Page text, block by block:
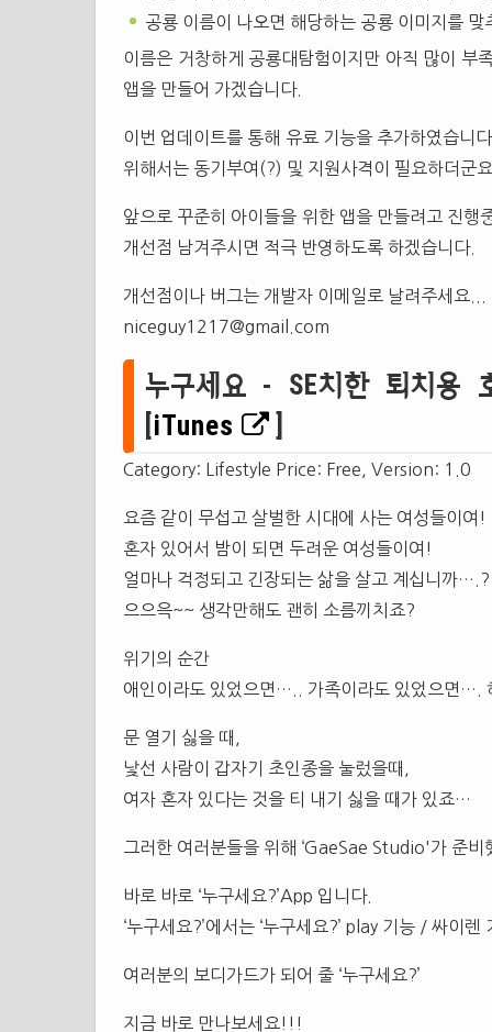
공룡 이름이 나오면 해당하는 공룡 이미지를
이름은 거창하게 공룡대탐험이지만 아직 많이 부
앱을 만들어 가겠습니다.
이번 업데이트를 통해 유료 기능을 추가하였습니
위해서는 동기부여(?) 및 지원사격이 필요하더군
앞으로 꾸준히 아이들을 위한 앱을 만들려고 진
개선점 남겨주시면 적극 반영하도록 하겠습니다.
개선점이나 버그는 개발자 이메일로 날려주세요...
niceguy1217@gmail.com
누구세요 - SE치한 퇴치용
iTunes
Category: Lifestyle Price: Free, Version: 1.0
요즘 같이 무섭고 살벌한 시대에 사는 여성들이여!
혼자 있어서 밤이 되면 두려운 여성들이여!
얼마나 걱정되고 긴장되는 삶을 살고 계십니까….?
으으윽~~ 생각만해도 괜히 소름끼치죠?
위기의 순간
애인이라도 있었으면….. 가족이라도 있었으면….
문 열기 싫을 때,
낯선 사람이 갑자기 초인종을 눌렀을때,
여자 혼자 있다는 것을 티 내기 싫을 때가 있죠…
그러한 여러분들을 위해 ‘GaeSae Studio'가 준비
바로 바로 ‘누구세요?’App 입니다.
‘누구세요?’에서는 ‘누구세요?’ play 기능 / 싸이
여러분의 보디가드가 되어 줄 ‘누구세요?’
지금 바로 만나보세요!!!